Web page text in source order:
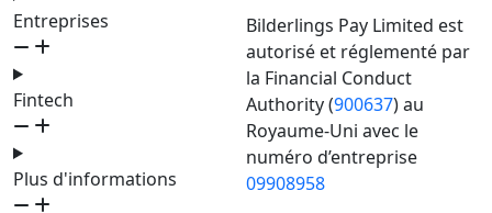
Entreprises
Fintech
Plus d'informations
Bilderlings Pay Limited est
autorisé et réglementé par
la Financial Conduct
Authority (900637) au
Royaume-Uni avec le
numéro d’entreprise
09908958